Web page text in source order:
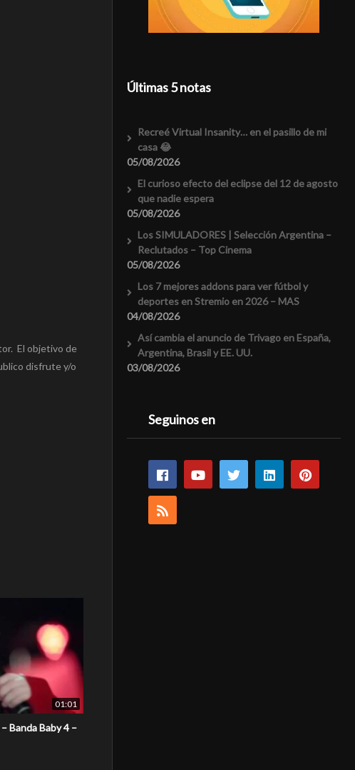
El objetivo de
disfrute y/o
01:01
Banda Baby 4 –
Últimas 5 notas
Recreé Virtual Insanity… en el pasillo de mi
casa 😂
05/08/2026
El curioso efecto del eclipse del 12 de agosto
que nadie espera
05/08/2026
Los SIMULADORES | Selección Argentina –
Reclutados – Top Cinema
05/08/2026
Los 7 mejores addons para ver fútbol y
deportes en Stremio en 2026 – MAS
04/08/2026
Así cambia el anuncio de Trivago en España,
Argentina, Brasil y EE. UU.
03/08/2026
Seguinos en